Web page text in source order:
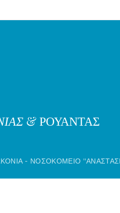
& ΡΟΥΑΝΤΑΣ
- ΝΟΣΟΚΟΜΕΊΟ